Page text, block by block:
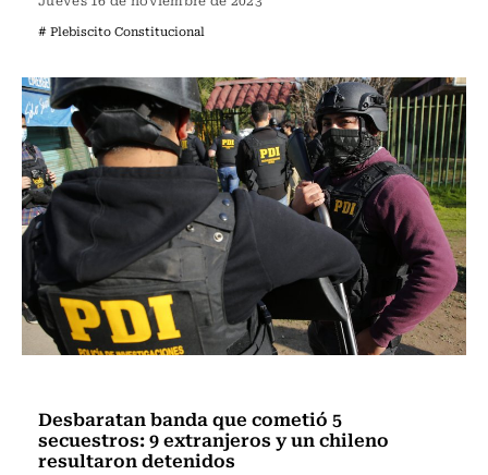
# Plebiscito Constitucional
Desbaratan banda que cometió 5
secuestros: 9 extranjeros y un chileno
resultaron detenidos